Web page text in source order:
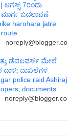
ಆಗಸ್ಟ್ 7ರಂದು
ಮಾರ್ಗ ಬದಲಾವಣೆ-
harohara jatre
- noreply@blogger.co
ಡೆವಲಪರ್ಸ್ ಮೇಲೆ
ದಾಳಿ; ದಾಖಲೆಗಳ
police raid Ashiraj
documents
- noreply@blogger.co